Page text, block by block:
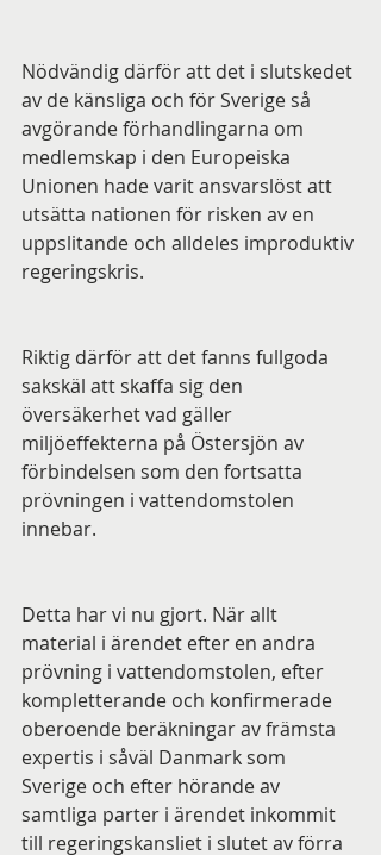
Nödvändig därför att det i slutskedet
av de känsliga och för Sverige så
avgörande förhandlingarna om
medlemskap i den Europeiska
Unionen hade varit ansvarslöst att
utsätta nationen för risken av en
uppslitande och alldeles improduktiv
regeringskris.
Riktig därför att det fanns fullgoda
sakskäl att skaffa sig den
översäkerhet vad gäller
miljöeffekterna på Östersjön av
förbindelsen som den fortsatta
prövningen i vattendomstolen
innebar.
Detta har vi nu gjort. När allt
material i ärendet efter en andra
prövning i vattendomstolen, efter
kompletterande och konfirmerade
oberoende beräkningar av främsta
expertis i såväl Danmark som
Sverige och efter hörande av
samtliga parter i ärendet inkommit
till regeringskansliet i slutet av förra